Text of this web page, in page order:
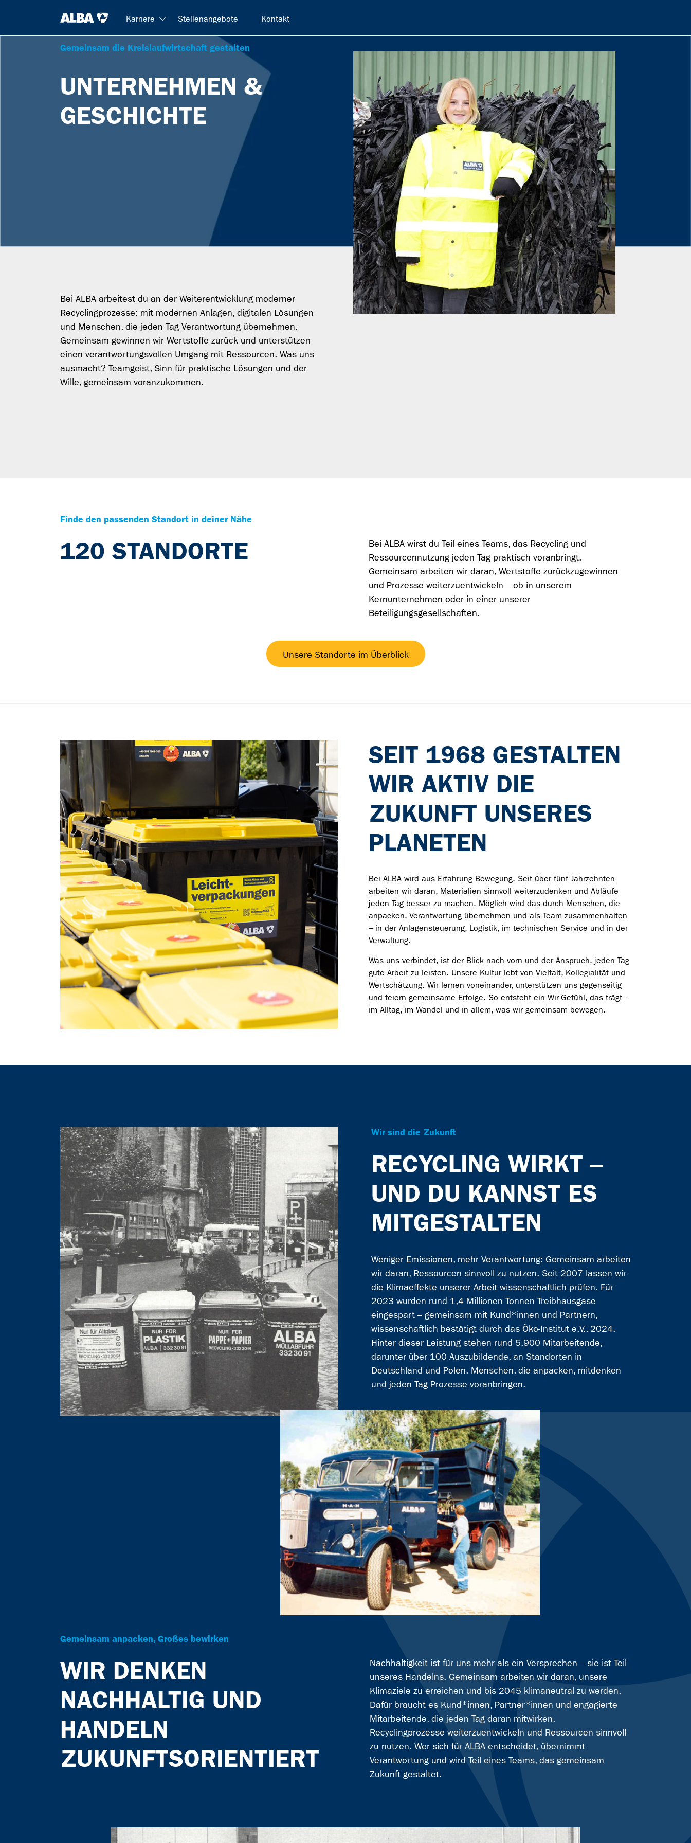
Karriere Stellenangebote Kontakt
Gemeinsam die Kreislaufwirtschaft gestalten
UNTERNEHMEN &
GESCHICHTE
Bei ALBA arbeitest du an der Weiterentwicklung moderner
Recyclingprozesse: mit modernen Anlagen, digitalen Lösungen
und Menschen, die jeden Tag Verantwortung übernehmen.
Gemeinsam gewinnen wir Wertstoffe zurück und unterstützen
einen verantwortungsvollen Umgang mit Ressourcen. Was uns
ausmacht? Teamgeist, Sinn für praktische Lösungen und der
Wille, gemeinsam voranzukommen.
Finde den passenden Standort in deiner Nähe
120 STANDORTE
Bei ALBA wirst du Teil eines Teams, das Recycling und
Ressourcennutzung jeden Tag praktisch voranbringt.
Gemeinsam arbeiten wir daran, Wertstoffe zurückzugewinnen
und Prozesse weiterzuentwickeln – ob in unserem
Kernunternehmen oder in einer unserer
Beteiligungsgesellschaften.
Unsere Standorte im Überblick
SEIT 1968 GESTALTEN
WIR AKTIV DIE
ZUKUNFT UNSERES
PLANETEN
Bei ALBA wird aus Erfahrung Bewegung. Seit über fünf Jahrzehnten
arbeiten wir daran, Materialien sinnvoll weiterzudenken und Abläufe
jeden Tag besser zu machen. Möglich wird das durch Menschen, die
anpacken, Verantwortung übernehmen und als Team zusammenhalten
– in der Anlagensteuerung, Logistik, im technischen Service und in der
Verwaltung.
Was uns verbindet, ist der Blick nach vorn und der Anspruch, jeden Tag
gute Arbeit zu leisten. Unsere Kultur lebt von Vielfalt, Kollegialität und
Wertschätzung. Wir lernen voneinander, unterstützen uns gegenseitig
und feiern gemeinsame Erfolge. So entsteht ein Wir-Gefühl, das trägt –
im Alltag, im Wandel und in allem, was wir gemeinsam bewegen.
Wir sind die Zukunft
RECYCLING WIRKT –
UND DU KANNST ES
MITGESTALTEN
Weniger Emissionen, mehr Verantwortung: Gemeinsam arbeiten
wir daran, Ressourcen sinnvoll zu nutzen. Seit 2007 lassen wir
die Klimaeffekte unserer Arbeit wissenschaftlich prüfen. Für
2023 wurden rund 1,4 Millionen Tonnen Treibhausgase
eingespart – gemeinsam mit Kund*innen und Partnern,
wissenschaftlich bestätigt durch das Öko-Institut e.V., 2024.
Hinter dieser Leistung stehen rund 5.900 Mitarbeitende,
darunter über 100 Auszubildende, an Standorten in
Deutschland und Polen. Menschen, die anpacken, mitdenken
und jeden Tag Prozesse voranbringen.
Gemeinsam anpacken, Großes bewirken
WIR DENKEN
NACHHALTIG UND
HANDELN
ZUKUNFTSORIENTIERT
Nachhaltigkeit ist für uns mehr als ein Versprechen – sie ist Teil
unseres Handelns. Gemeinsam arbeiten wir daran, unsere
Klimaziele zu erreichen und bis 2045 klimaneutral zu werden.
Dafür braucht es Kund*innen, Partner*innen und engagierte
Mitarbeitende, die jeden Tag daran mitwirken,
Recyclingprozesse weiterzuentwickeln und Ressourcen sinnvoll
zu nutzen. Wer sich für ALBA entscheidet, übernimmt
Verantwortung und wird Teil eines Teams, das gemeinsam
Zukunft gestaltet.